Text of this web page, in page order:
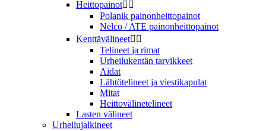
Heittopainot 
Polanik painonheittopainot
Nelco / ATE painonheittopainot
Kenttävälineet 
Telineet ja rimat
Urheilukentän tarvikkeet
Aidat
Lähtötelineet ja viestikapulat
Mitat
Heittovälinetelineet
Lasten välineet
Urheilujalkineet